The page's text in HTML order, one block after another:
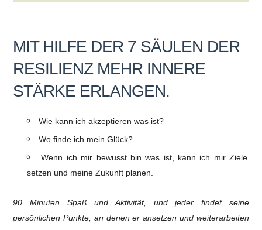
MIT HILFE DER 7 SÄULEN DER
RESILIENZ MEHR INNERE
STÄRKE ERLANGEN.
Wie kann ich akzeptieren was ist?
Wo finde ich mein Glück?
Wenn ich mir bewusst bin was ist, kann ich mir Ziele
setzen und meine Zukunft planen.
90 Minuten Spaß und Aktivität, und jeder findet seine
persönlichen Punkte, an denen er ansetzen und weiterarbeiten